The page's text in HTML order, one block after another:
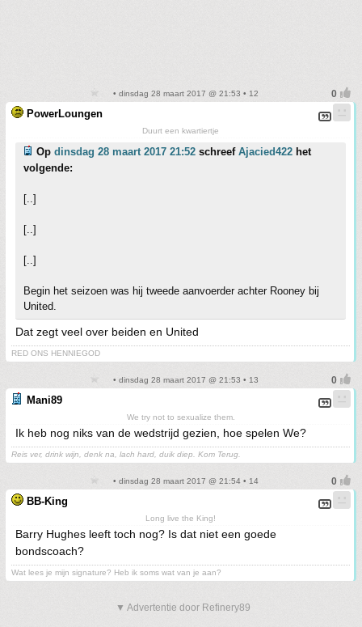
• dinsdag 28 maart 2017 @ 21:53 • 12
PowerLoungen
Duurt een kwartiertje
Op dinsdag 28 maart 2017 21:52 schreef Ajacied422 het
volgende:
[..]
[..]
[..]
Begin het seizoen was hij tweede aanvoerder achter Rooney bij
United.
Dat zegt veel over beiden en United
RED ONS HENNIEGOD
• dinsdag 28 maart 2017 @ 21:53 • 13
Mani89
We try not to sexualize them.
Ik heb nog niks van de wedstrijd gezien, hoe spelen We?
Reis ver, drink wijn, denk na, lach hard, duik diep. Kom Terug.
• dinsdag 28 maart 2017 @ 21:54 • 14
BB-King
Long live the King!
Barry Hughes leeft toch nog? Is dat niet een goede
bondscoach?
Wat lees je mijn signature? Heb ik soms wat van je aan?
▼ Advertentie door Refinery89